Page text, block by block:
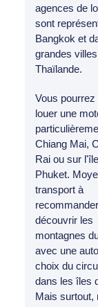
agences de
sont
Bangkok et
grandes
Thaïlande.
Vous pourrez
louer une
Chiang Mai,
Rai ou sur
Phuket.
transport à
découvrir les
montagnes
avec une
choix du
dans les îles
Mais surtout,